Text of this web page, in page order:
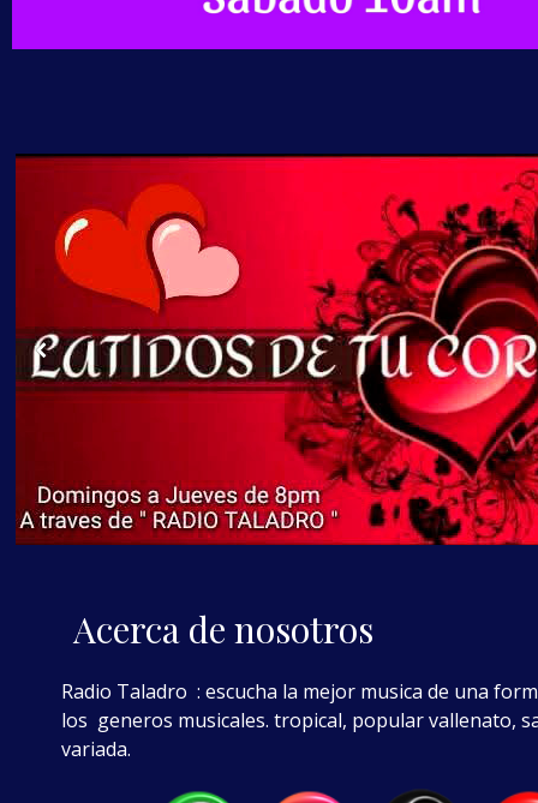
Acerca de nosotros
Radio Taladro : escucha la mejor musica de una
los generos musicales. tropical, popular vallenato,
variada.